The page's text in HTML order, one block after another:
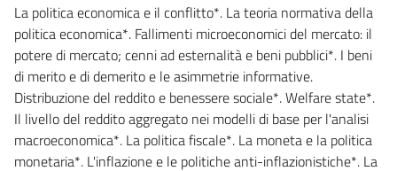
La politica economica e il conflitto*. La teoria normativa della
politica economica*. Fallimenti microeconomici del mercato: il
potere di mercato; cenni ad esternalità e beni pubblici*. I beni
di merito e di demerito e le asimmetrie informative.
Distribuzione del reddito e benessere sociale*. Welfare state*.
Il livello del reddito aggregato nei modelli di base per l'analisi
macroeconomica*. La politica fiscale*. La moneta e la politica
monetaria*. L'inflazione e le politiche anti-inflazionistiche*. La